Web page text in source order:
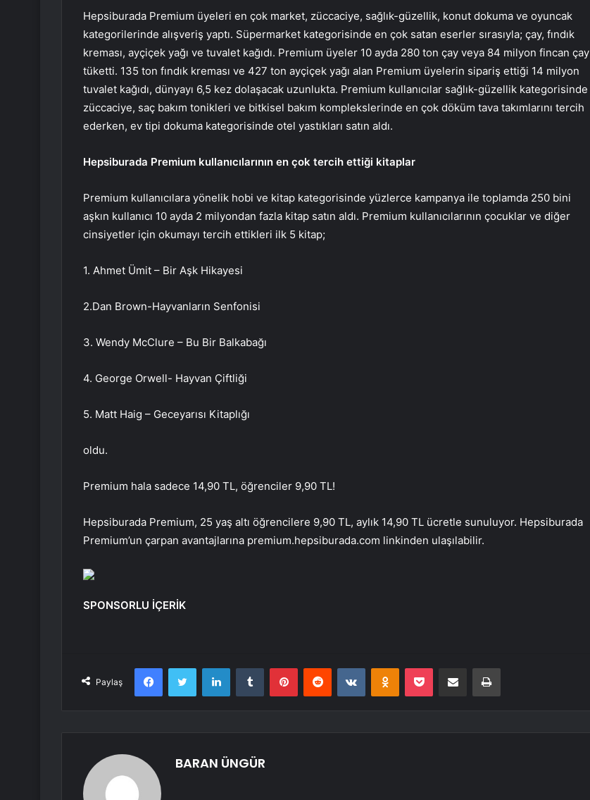
Hepsiburada Premium üyeleri en çok market, züccaciye, sağlık-güzellik, konut dokuma ve oyuncak
kategorilerinde alışveriş yaptı. Süpermarket kategorisinde en çok satan eserler sırasıyla; çay, fındık
kreması, ayçiçek yağı ve tuvalet kağıdı. Premium üyeler 10 ayda 280 ton çay veya 84 milyon fincan çay
tüketti. 135 ton fındık kreması ve 427 ton ayçiçek yağı alan Premium üyelerin sipariş ettiği 14 milyon
tuvalet kağıdı, dünyayı 6,5 kez dolaşacak uzunlukta. Premium kullanıcılar sağlık-güzellik kategorisinde
züccaciye, saç bakım tonikleri ve bitkisel bakım komplekslerinde en çok döküm tava takımlarını tercih
ederken, ev tipi dokuma kategorisinde otel yastıkları satın aldı.
Hepsiburada Premium kullanıcılarının en çok tercih ettiği kitaplar
Premium kullanıcılara yönelik hobi ve kitap kategorisinde yüzlerce kampanya ile toplamda 250 bini
aşkın kullanıcı 10 ayda 2 milyondan fazla kitap satın aldı. Premium kullanıcılarının çocuklar ve diğer
cinsiyetler için okumayı tercih ettikleri ilk 5 kitap;
1. Ahmet Ümit – Bir Aşk Hikayesi
2.Dan Brown-Hayvanların Senfonisi
3. Wendy McClure – Bu Bir Balkabağı
4. George Orwell- Hayvan Çiftliği
5. Matt Haig – Geceyarısı Kitaplığı
oldu.
Premium hala sadece 14,90 TL, öğrenciler 9,90 TL!
Hepsiburada Premium, 25 yaş altı öğrencilere 9,90 TL, aylık 14,90 TL ücretle sunuluyor. Hepsiburada
Premium’un çarpan avantajlarına premium.hepsiburada.com linkinden ulaşılabilir.
SPONSORLU İÇERİK
Paylaş
FacebookTwitter LinkedInTumblr PinterestReddit VKontakteOdnoklassniki
Pocket E-Posta ile paylaş Yazdır
BARAN ÜNGÜR